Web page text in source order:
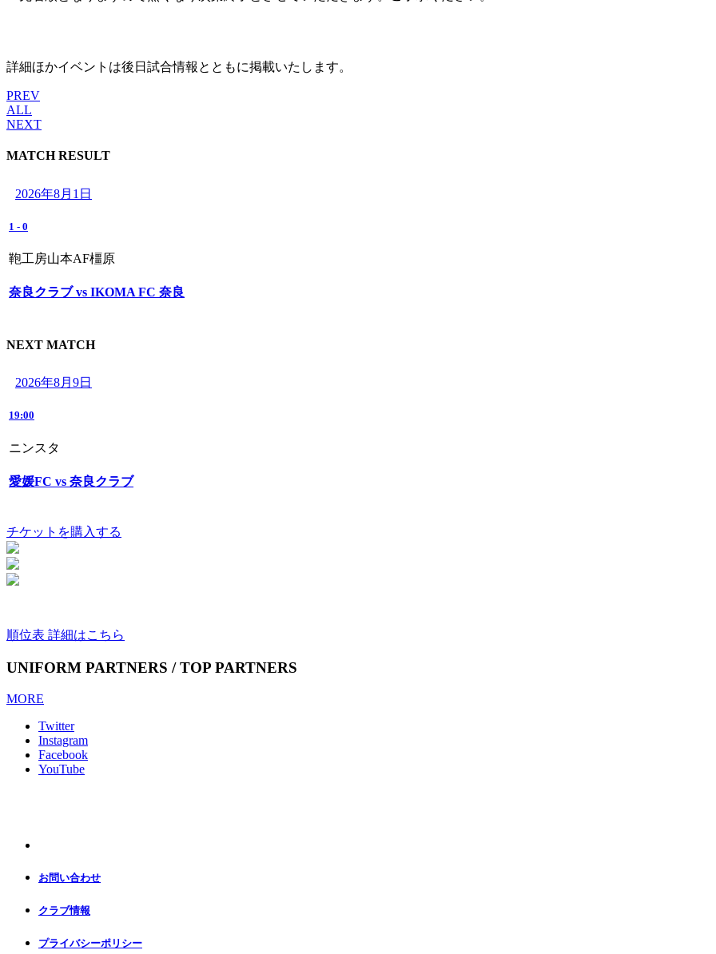
詳細ほかイベントは後日試合情報とともに掲載いたします。
PREV
ALL
NEXT
MATCH RESULT
2026年8月1日
1 - 0
鞄工房山本AF橿原
奈良クラブ vs IKOMA FC 奈良
NEXT MATCH
2026年8月9日
19:00
ニンスタ
愛媛FC vs 奈良クラブ
チケットを購入する
順位表 詳細はこちら
UNIFORM PARTNERS / TOP PARTNERS
MORE
Twitter
Instagram
Facebook
YouTube
お問い合わせ
クラブ情報
プライバシーポリシー